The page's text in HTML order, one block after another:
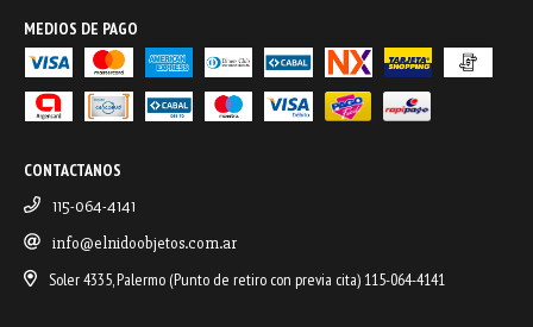
MEDIOS DE PAGO
CONTACTANOS
115-064-4141
info@elnidoobjetos.com.ar
Soler 4335, Palermo (Punto de retiro con previa cita) 115-064-4141